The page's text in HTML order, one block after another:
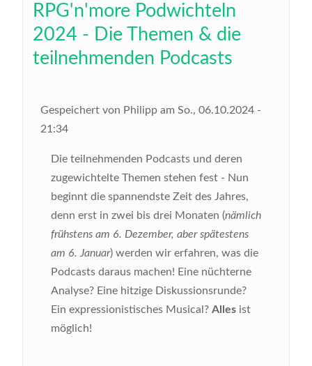
RPG'n'more Podwichteln
2024 - Die Themen & die
teilnehmenden Podcasts
Gespeichert von Philipp am So., 06.10.2024 -
21:34
Die teilnehmenden Podcasts und deren
zugewichtelte Themen stehen fest - Nun
beginnt die spannendste Zeit des Jahres,
denn erst in zwei bis drei Monaten (nämlich
frühstens am 6. Dezember, aber spätestens
am 6. Januar) werden wir erfahren, was die
Podcasts daraus machen! Eine nüchterne
Analyse? Eine hitzige Diskussionsrunde?
Ein expressionistisches Musical? Alles ist
möglich!